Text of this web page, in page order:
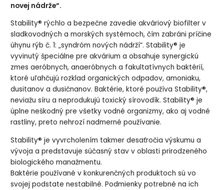
novej nádrže“.
Stability® rýchlo a bezpečne zavedie akváriový biofilter v
sladkovodných a morských systémoch, čím zabráni príčine
úhynu rýb č. 1: „syndróm nových nádrží“. Stability® je
vyvinutý špeciálne pre akvárium a obsahuje synergickú
zmes aeróbnych, anaeróbnych a fakultatívnych baktérií,
ktoré uľahčujú rozklad organických odpadov, amoniaku,
dusitanov a dusičnanov. Baktérie, ktoré používa Stability®,
neviažu síru a neprodukujú toxický sírovodík. Stability® je
úplne neškodný pre všetky vodné organizmy, ako aj vodné
rastliny, preto nehrozí nadmerné používanie.
Stability® je vyvrcholením takmer desaťročia výskumu a
vývoja a predstavuje súčasný stav v oblasti prirodzeného
biologického manažmentu.
Baktérie používané v konkurenčných produktoch sú vo
svojej podstate nestabilné. Podmienky potrebné na ich